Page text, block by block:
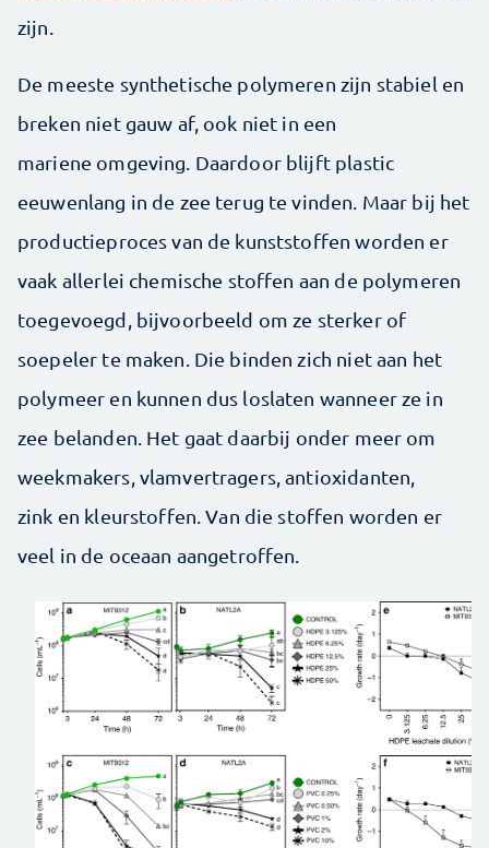
zijn.
De meeste synthetische polymeren zijn stabiel en
breken niet gauw af, ook niet in een
mariene omgeving. Daardoor blijft plastic
eeuwenlang in de zee terug te vinden. Maar bij het
productieproces van de kunststoffen worden er
vaak allerlei chemische stoffen aan de polymeren
toegevoegd, bijvoorbeeld om ze sterker of
soepeler te maken. Die binden zich niet aan het
polymeer en kunnen dus loslaten wanneer ze in
zee belanden. Het gaat daarbij onder meer om
weekmakers, vlamvertragers, antioxidanten,
zink en kleurstoffen. Van die stoffen worden er
veel in de oceaan aangetroffen.